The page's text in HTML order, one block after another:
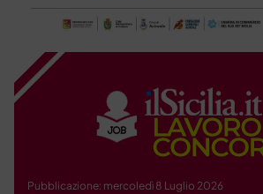
Pubblicazione: mercoledì 8 Luglio 2026